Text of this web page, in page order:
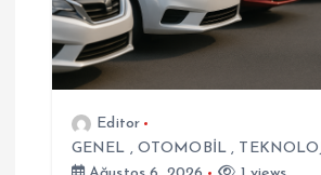
n
m
Editor
GENEL , OTOMOBİL ,